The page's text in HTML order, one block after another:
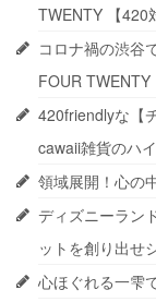
TWENTY 【420
コロナ禍の渋谷
FOUR TWENTY
420friendlyな【
cawaii雑貨のハ
領域展開！心の
ディズニーラン
ットを創り出せ
心ほぐれる一雫